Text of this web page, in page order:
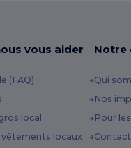
vous aider
(FAQ)
local
vêtements locaux
Notre
Qui
Nos
Pour